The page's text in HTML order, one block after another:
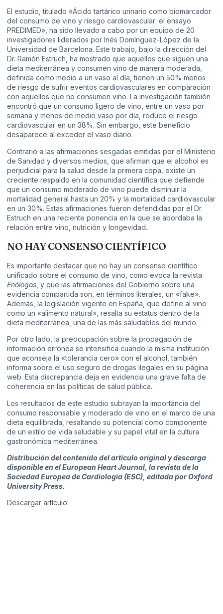
El estudio, titulado «Ácido tartárico urinario como biomarcador
del consumo de vino y riesgo cardiovascular: el ensayo
PREDIMED», ha sido llevado a cabo por un equipo de 20
investigadores liderados por Inés Domínguez-López de la
Universidad de Barcelona. Este trabajo, bajo la dirección del
Dr. Ramón Estruch, ha mostrado que aquellos que siguen una
dieta mediterránea y consumen vino de manera moderada,
definida como medio a un vaso al día, tienen un 50% menos
de riesgo de sufrir eventos cardiovasculares en comparación
con aquellos que no consumen vino. La investigación también
encontró que un consumo ligero de vino, entre un vaso por
semana y menos de medio vaso por día, reduce el riesgo
cardiovascular en un 38%. Sin embargo, este beneficio
desaparece al exceder el vaso diario.
Contrario a las afirmaciones sesgadas emitidas por el Ministerio
de Sanidad y diversos medios, que afirman que el alcohol es
perjudicial para la salud desde la primera copa, existe un
creciente respaldo en la comunidad científica que defiende
que un consumo moderado de vino puede disminuir la
mortalidad general hasta un 20% y la mortalidad cardiovascular
en un 30%. Estas afirmaciones fueron defendidas por el Dr.
Estruch en una reciente ponencia en la que se abordaba la
relación entre vino, nutrición y longevidad.
NO HAY CONSENSO CIENTÍFICO
Es importante destacar que no hay un consenso científico
unificado sobre el consumo de vino, como evoca la revista
Enólogos , y que las afirmaciones del Gobierno sobre una
evidencia compartida son, en términos literales, un «fake».
Además, la legislación vigente en España, que define al vino
como un «alimento natural», resalta su estatus dentro de la
dieta mediterránea, una de las más saludables del mundo.
Por otro lado, la preocupación sobre la propagación de
información errónea se intensifica cuando la misma institución
que aconseja la «tolerancia cero» con el alcohol, también
informa sobre el uso seguro de drogas ilegales en su página
web. Esta discrepancia deja en evidencia una grave falta de
coherencia en las políticas de salud pública.
Los resultados de este estudio subrayan la importancia del
consumo responsable y moderado de vino en el marco de una
dieta equilibrada, resaltando su potencial como componente
de un estilo de vida saludable y su papel vital en la cultura
gastronómica mediterránea.
Distribución del contenido del artículo original y descarga
disponible en el European Heart Journal, la revista de la
Sociedad Europea de Cardiología (ESC), editada por Oxford
University Press.
Descargar artículo: